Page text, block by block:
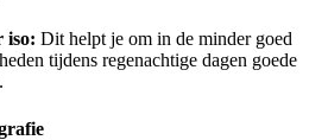
iso: Dit helpt je om in de minder goed
tijdens regenachtige dagen goede